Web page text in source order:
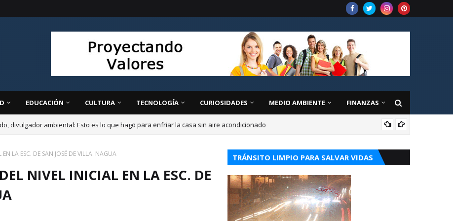
EDUCACIÓN CULTURA TECNOLOGÍA CURIOSIDADES MEDIO AMBIENTE FINANZAS
divulgador ambiental: Esto es lo que hago para enfriar la casa sin aire acondicionado
LA ESC. DE SAN JOSÉ DE VILLA. NAGUA
NIVEL INICIAL EN LA ESC. DE
TRÁNSITO LIMPIO PARA SALVAR VIDAS